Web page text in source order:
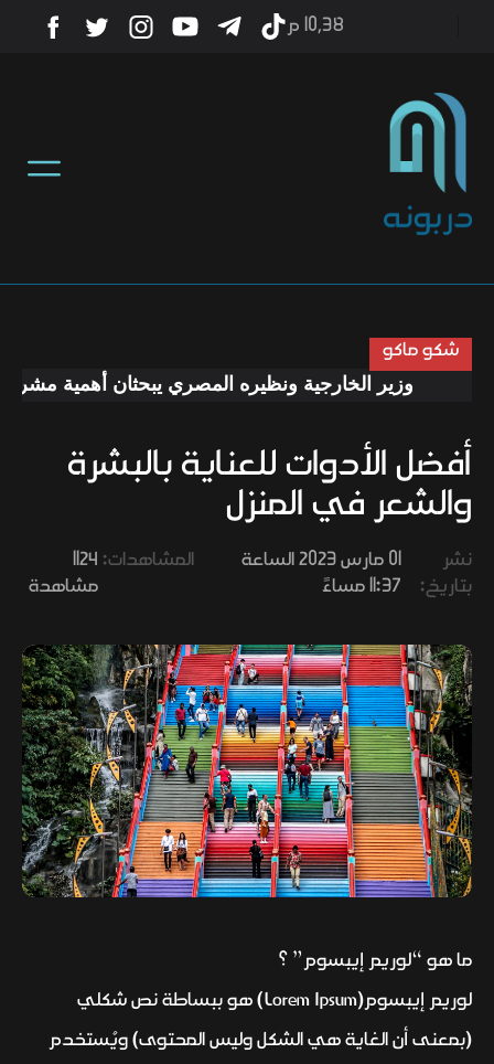
أخبار
رياضة
صحة
ثقافة
وفنون
10٫38 م
شكو ماكو
وزير الخارجية ونظيره المصري يبحثان أهمية مشروع
أفضل الأدوات للعناية بالبشرة
والشعر في المنزل
نشر
بتاريخ:
01 مارس 2023 الساعة
11:37 مساءً
المشاهدات: 1124
مشاهدة
ما هو “لوريم إيبسوم” ؟
لوريم إيبسوم(Lorem Ipsum) هو ببساطة نص شكلي
(بمعنى أن الغاية هي الشكل وليس المحتوى) ويُستخدم